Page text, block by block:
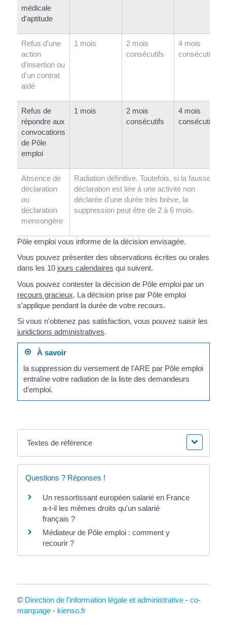
médicale
d'aptitude
Refus d'une
action
d'insertion ou
d'un contrat
aidé
1 mois
2 mois
consécutifs
4 mois
consécutifs
Refus de
répondre aux
convocations
de Pôle
emploi
1 mois
2 mois
consécutifs
4 mois
consécutifs
Absence de
déclaration
ou
déclaration
mensongère
Radiation définitive. Toutefois, si la fausse
déclaration est liée à une activité non
déclarée d'une durée très brève, la
suppression peut être de 2 à 6 mois.
Pôle emploi vous informe de la décision envisagée.
Vous pouvez présenter des observations écrites ou orales
dans les 10 jours calendaires qui suivent.
Vous pouvez contester la décision de Pôle emploi par un
recours gracieux. La décision prise par Pôle emploi
s'applique pendant la durée de votre recours.
Si vous n'obtenez pas satisfaction, vous pouvez saisir les
juridictions administratives.
À savoir
la suppression du versement de l'ARE par Pôle emploi
entraîne votre radiation de la liste des demandeurs
d'emploi.
Textes de référence
Questions ? Réponses !
Un ressortissant européen salarié en France
a-t-il les mêmes droits qu'un salarié
français ?
Médiateur de Pôle emploi : comment y
recourir ?
© Direction de l'information légale et administrative- co-
marquage- kienso.fr